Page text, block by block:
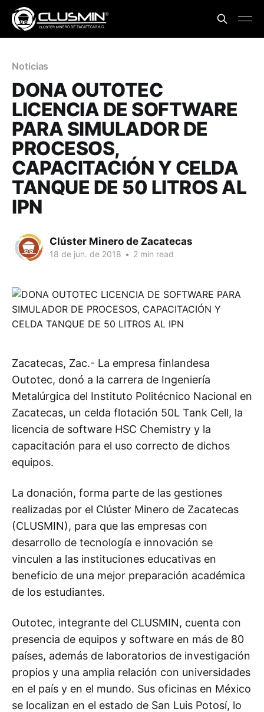
Noticias
DONA OUTOTEC
LICENCIA DE SOFTWARE
PARA SIMULADOR DE
PROCESOS,
CAPACITACIÓN Y CELDA
TANQUE DE 50 LITROS AL
IPN
Clúster Minero de Zacatecas
18 de jun. de 2018 • 2 min read
Zacatecas, Zac.- La empresa finlandesa
Outotec, donó a la carrera de Ingeniería
Metalúrgica del Instituto Politécnico Nacional en
Zacatecas, un celda flotación 50L Tank Cell, la
licencia de software HSC Chemistry y la
capacitación para el uso correcto de dichos
equipos.
La donación, forma parte de las gestiones
realizadas por el Clúster Minero de Zacatecas
(CLUSMIN), para que las empresas con
desarrollo de tecnología e innovación se
vinculen a las instituciones educativas en
beneficio de una mejor preparación académica
de los estudiantes.
Outotec, integrante del CLUSMIN, cuenta con
presencia de equipos y software en más de 80
países, además de laboratorios de investigación
propios y una amplia relación con universidades
en el país y en el mundo. Sus oficinas en México
se localizan en el estado de San Luis Potosí, lo